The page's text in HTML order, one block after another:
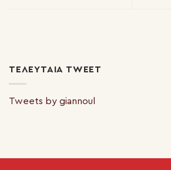
ΤΕΛΕΥΤΑΊΑ TWEET
Tweets by giannoul